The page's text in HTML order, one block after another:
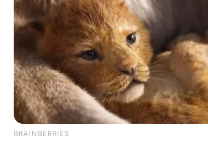
Funcionarios de la Seccional de
(SIJIN) realizaron la inspección técnica
hechos. Hasta el momento las
informado sobre capturas ni han
móviles del asesinato.
COMPARTIR
BRAINBERRIES